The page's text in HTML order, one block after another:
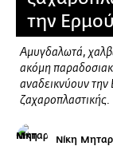
την
Αμυγδαλωτά,
ακόμη
αναδεικνύουν την
ζαχαροπλαστικής.
Νίκη